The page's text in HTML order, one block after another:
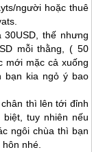
người hoặc thuê
thế nhưng
mỗi thằng, ( 50
mới mặc cả xuống
bạn kia ngỏ ý bao
thì lên tới đỉnh
tuy nhiên nếu
ngôi chùa thì bạn
nhé.